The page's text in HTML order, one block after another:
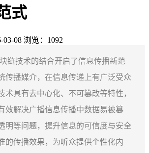
式
03-08 浏览：1092
链技术的结合开启了信息传播新范
传播媒介，在信息传递上有广泛受众
术具有去中心化、不可篡改等特性，
效解决广播信息传播中数据易被篡
明等问题，提升信息的可信度与安全
的传播效果，为听众提供个性化内